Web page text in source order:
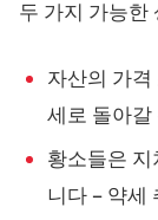
두 가지 가능한
자산의 가
세로 돌아갈
황소들은
니다 – 약세